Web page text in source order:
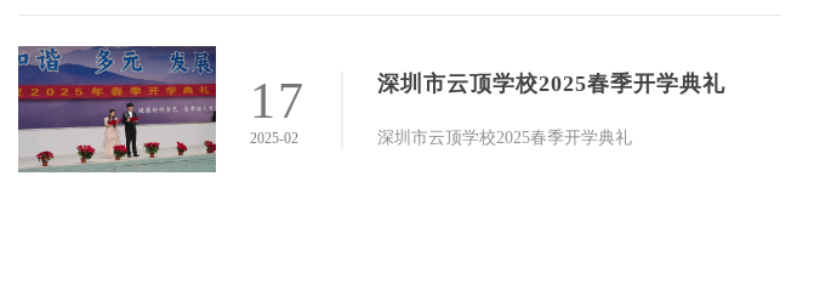
17
2025-02
深圳市云顶学校2025春季开学典礼
深圳市云顶学校2025春季开学典礼